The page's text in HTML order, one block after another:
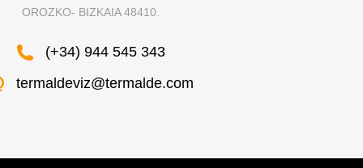
OROZKO- BIZKAIA 48410.
(+34) 944 545 343
termaldeviz@termalde.com